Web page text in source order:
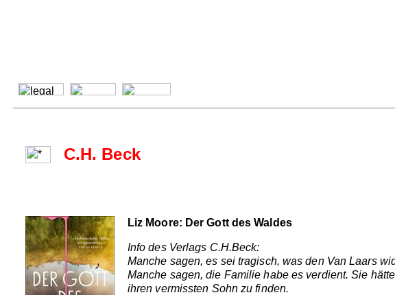
C.H. Beck
Liz Moore: Der Gott des Waldes
Info des Verlags C.H.Beck:
Manche sagen, es sei tragisch, was den Van Laars
Manche sagen, die Familie habe es verdient. Sie
ihren vermissten Sohn zu finden.